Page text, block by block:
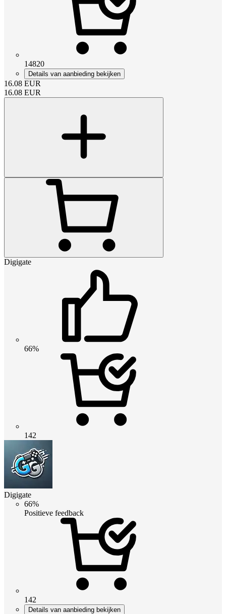
14820
Details van aanbieding bekijken
16.08 EUR
16.08 EUR
Digigate
66%
142
Digigate
66%
Positieve feedback
142
Details van aanbieding bekijken